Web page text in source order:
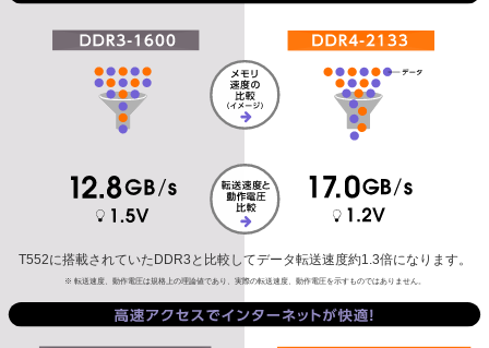
T552に搭載されていたDDR3と比較してデータ転送速度約1.3倍になります。
※ 転送速度、動作電圧は規格上の理論値であり、実際の転送速度、動作電圧を示すものではありません。